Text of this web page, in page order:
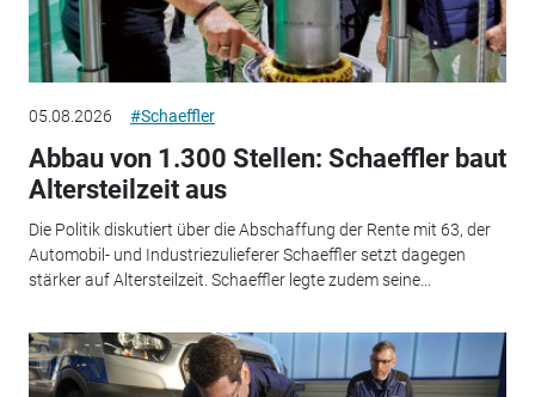
05.08.2026 #Schaeffler
Abbau von 1.300 Stellen: Schaeffler baut
Altersteilzeit aus
Die Politik diskutiert über die Abschaffung der Rente mit 63, der
Automobil- und Industriezulieferer Schaeffler setzt dagegen
stärker auf Altersteilzeit. Schaeffler legte zudem seine...